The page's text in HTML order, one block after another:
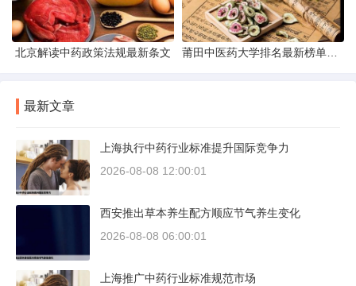
北京解读中药政策法规最新条文
最新文章
上海执行中药行业标准提升国际竞争力
2026-08-08 12:00:01
西安推出草本养生配方顺应节气养生变化
2026-08-08 06:00:01
上海推广中药行业标准规范市场